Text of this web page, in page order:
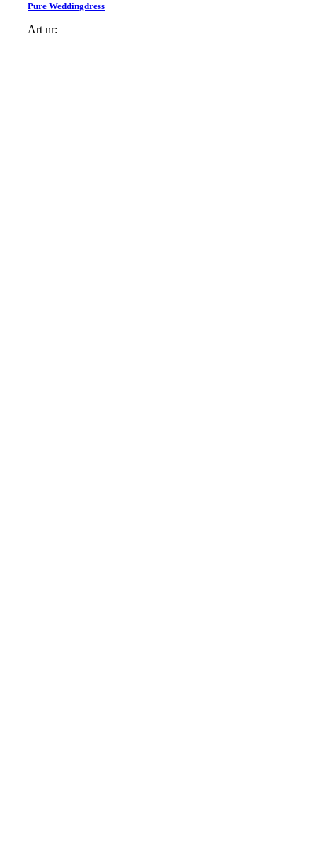
Pure Weddingdress
Art nr: